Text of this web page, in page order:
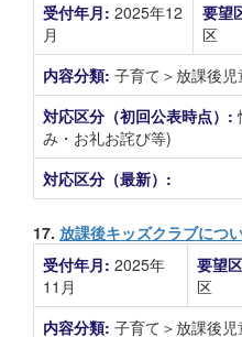
受付年月: 2025年12
月
要望
区
内容分類: 子育て＞放課後
対応区分（初回公表時点）:
み・お礼お詫び等)
対応区分（最新）:
17. 放課後キッズクラブにつ
受付年月: 2025年
11月
要望
区
内容分類: 子育て＞放課後